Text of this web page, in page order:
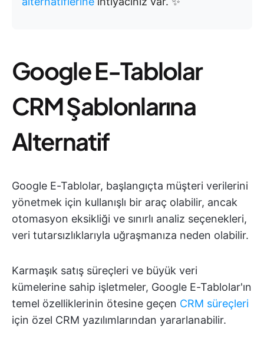
Google E-Tablolar
CRM Şablonlarına
Alternatif
Google E-Tablolar, başlangıçta müşteri verilerini
yönetmek için kullanışlı bir araç olabilir, ancak
otomasyon eksikliği ve sınırlı analiz seçenekleri,
veri tutarsızlıklarıyla uğraşmanıza neden olabilir.
Karmaşık satış süreçleri ve büyük veri
kümelerine sahip işletmeler, Google E-Tablolar'ın
temel özelliklerinin ötesine geçen CRM süreçleri
için özel CRM yazılımlarından yararlanabilir.